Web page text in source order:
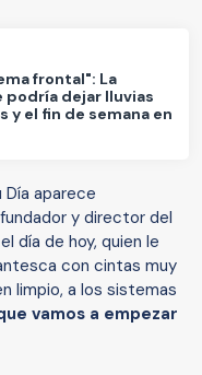
frontal": La
podría dejar lluvias
y el fin de semana en
aparece
y director del
día de hoy, quien le
con cintas muy
limpio, a los sistemas
vamos a empezar